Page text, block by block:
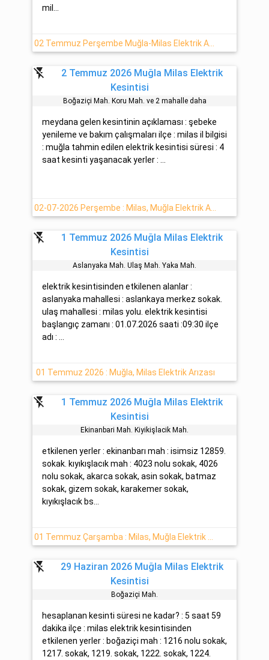
mil...
02 Temmuz Perşembe Muğla-Milas Elektrik Arıza Bilgisi
flash_off
2 Temmuz 2026 Muğla Milas Elektrik
Kesintisi
Boğazi̇çi̇ Mah. Koru Mah. ve 2 mahalle daha
meydana gelen kesintinin açıklaması : şebeke
yenileme ve bakım çalışmaları ilçe : milas il bilgisi
: muğla tahmin edilen elektrik kesintisi süresi : 4
saat kesinti yaşanacak yerler : ...
02-07-2026 Perşembe : Milas, Muğla Elektrik Arıza Bilgisi
flash_off
1 Temmuz 2026 Muğla Milas Elektrik
Kesintisi
Aslanyaka Mah. Ulaş Mah. Yaka Mah.
elektrik kesintisinden etkilenen alanlar :
aslanyaka mahallesi : aslankaya merkez sokak.
ulaş mahallesi : milas yolu. elektrik kesintisi
başlangıç zamanı : 01.07.2026 saati :09:30 ilçe
adı : ...
01 Temmuz 2026 : Muğla, Milas Elektrik Arızası
flash_off
1 Temmuz 2026 Muğla Milas Elektrik
Kesintisi
Eki̇nanbari Mah. Kiyikişlacik Mah.
etkilenen yerler : ekinanbarı mah : isimsiz 12859.
sokak. kıyıkışlacık mah : 4023 nolu sokak, 4026
nolu sokak, akarca sokak, asin sokak, batmaz
sokak, gizem sokak, karakemer sokak,
kıyıkışlacık bs...
flash_off
29 Haziran 2026 Muğla Milas Elektrik
Kesintisi
Boğazi̇çi̇ Mah.
hesaplanan kesinti süresi ne kadar? : 5 saat 59
dakika ilçe : milas elektrik kesintisinden
etkilenen yerler : boğaziçi mah : 1216 nolu sokak,
1217. sokak, 1219. sokak, 1222. sokak, 1224.